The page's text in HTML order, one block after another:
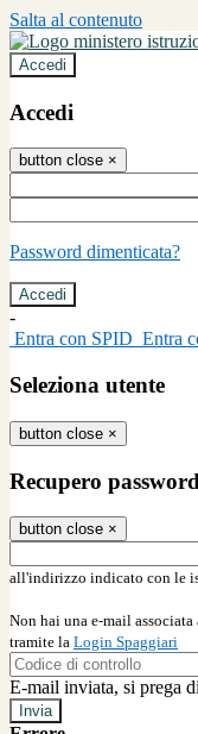
Salta al contenuto
Accedi
Accedi
button close ×
Password dimenticata?
-
Entra con SPID Entra
Seleziona utente
button close ×
Recupero password
button close ×
all'indirizzo indicato con le
Non hai una e-mail
tramite la Login Spaggiari
E-mail inviata, si prega